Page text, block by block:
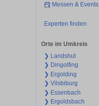
Messen & Events
Experten finden
Orte im Umkreis
❯ Landshut
❯ Dingolfing
❯ Ergolding
❯ Vilsbiburg
❯ Essenbach
❯ Ergoldsbach